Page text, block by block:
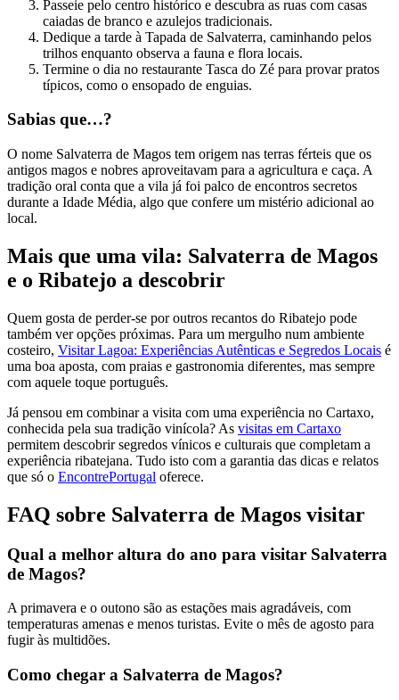
Passeie pelo centro histórico e descubra as ruas com casas
caiadas de branco e azulejos tradicionais.
Dedique a tarde à Tapada de Salvaterra, caminhando pelos
trilhos enquanto observa a fauna e flora locais.
Termine o dia no restaurante Tasca do Zé para provar pratos
típicos, como o ensopado de enguias.
Sabias que…?
O nome Salvaterra de Magos tem origem nas terras férteis que os
antigos magos e nobres aproveitavam para a agricultura e caça. A
tradição oral conta que a vila já foi palco de encontros secretos
durante a Idade Média, algo que confere um mistério adicional ao
local.
Mais que uma vila: Salvaterra de Magos
e o Ribatejo a descobrir
Quem gosta de perder-se por outros recantos do Ribatejo pode
também ver opções próximas. Para um mergulho num ambiente
costeiro, Visitar Lagoa: Experiências Autênticas e Segredos Locais é
uma boa aposta, com praias e gastronomia diferentes, mas sempre
com aquele toque português.
Já pensou em combinar a visita com uma experiência no Cartaxo,
conhecida pela sua tradição vinícola? As visitas em Cartaxo
permitem descobrir segredos vínicos e culturais que completam a
experiência ribatejana. Tudo isto com a garantia das dicas e relatos
que só o EncontrePortugal oferece.
FAQ sobre Salvaterra de Magos visitar
Qual a melhor altura do ano para visitar Salvaterra
de Magos?
A primavera e o outono são as estações mais agradáveis, com
temperaturas amenas e menos turistas. Evite o mês de agosto para
fugir às multidões.
Como chegar a Salvaterra de Magos?